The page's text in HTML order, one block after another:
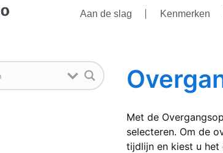
Aan de slag Kenmerken
Met de
selecteren. Om de
tijdlijn en kiest u het